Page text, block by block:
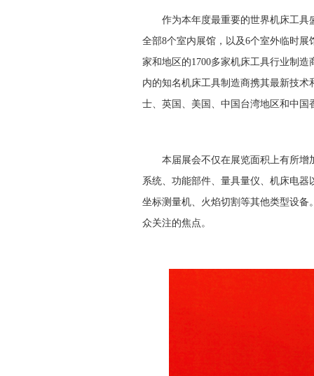
作为本年度最重要的世界机床工具盛
全部8个室内展馆，以及6个室外临时
家和地区的1700多家机床工具行业制
内的知名机床工具制造商携其最新技
士、英国、美国、中国台湾地区和中
本届展会不仅在展览面积上有所增
系统、功能部件、量具量仪、机床电
坐标测量机、火焰切割等其他类型设
众关注的焦点。